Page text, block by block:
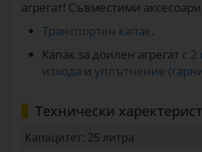
агрегат! Съвместими
Транспортен капак.
Капак за доилен агрегат с 2
изхода и уплътнение
Технически
Капацитет: 25 литра